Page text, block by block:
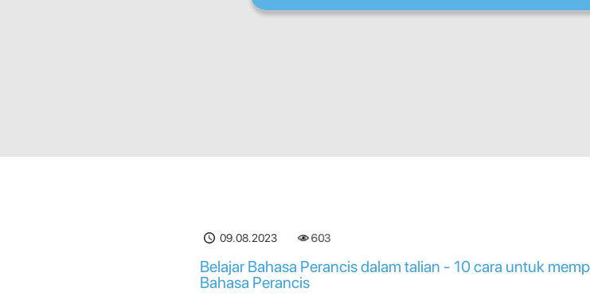
09.08.2023 603
Belajar Bahasa Perancis dalam talian - 10 cara untuk
Bahasa Perancis